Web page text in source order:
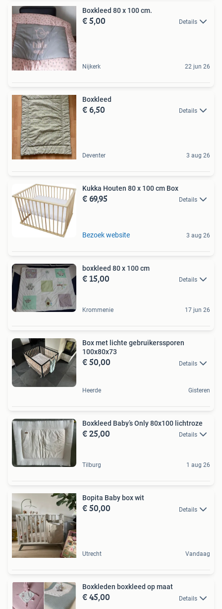
Boxkleed 80 x 100 cm.
€ 5,00 Details
Nijkerk 22 jun 26
Boxkleed
€ 6,50 Details
Deventer 3 aug 26
Kukka Houten 80 x 100 cm Box
€ 69,95 Details
Bezoek website 3 aug 26
boxkleed 80 x 100 cm
€ 15,00 Details
Krommenie 17 jun 26
Box met lichte gebruikerssporen
100x80x73
€ 50,00 Details
Heerde Gisteren
Boxkleed Baby’s Only 80x100 lichtroze
€ 25,00 Details
Tilburg 1 aug 26
Bopita Baby box wit
€ 50,00 Details
Utrecht Vandaag
Boxkleden boxkleed op maat
€ 45,00 Details